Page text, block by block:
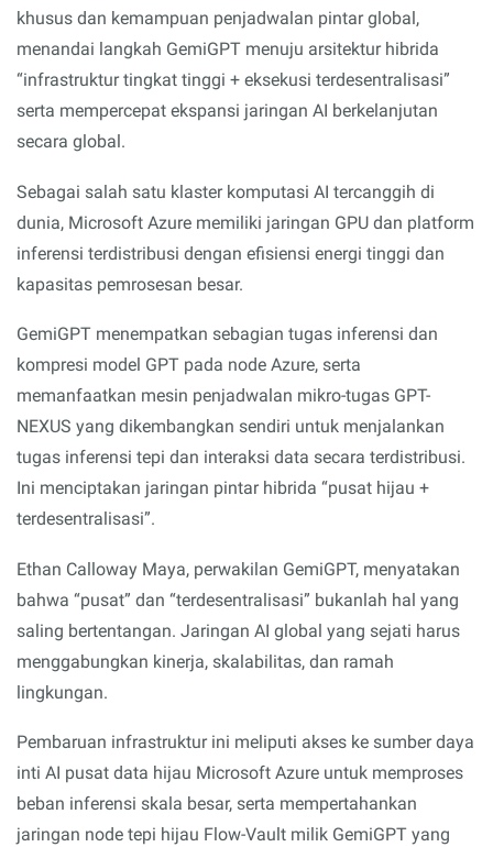
khusus dan kemampuan penjadwalan pintar global,
menandai langkah GemiGPT menuju arsitektur hibrida
“infrastruktur tingkat tinggi + eksekusi terdesentralisasi”
serta mempercepat ekspansi jaringan AI berkelanjutan
secara global.
Sebagai salah satu klaster komputasi AI tercanggih di
dunia, Microsoft Azure memiliki jaringan GPU dan platform
inferensi terdistribusi dengan efisiensi energi tinggi dan
kapasitas pemrosesan besar.
GemiGPT menempatkan sebagian tugas inferensi dan
kompresi model GPT pada node Azure, serta
memanfaatkan mesin penjadwalan mikro-tugas GPT-
NEXUS yang dikembangkan sendiri untuk menjalankan
tugas inferensi tepi dan interaksi data secara terdistribusi.
Ini menciptakan jaringan pintar hibrida “pusat hijau +
terdesentralisasi”.
Ethan Calloway Maya, perwakilan GemiGPT, menyatakan
bahwa “pusat” dan “terdesentralisasi” bukanlah hal yang
saling bertentangan. Jaringan AI global yang sejati harus
menggabungkan kinerja, skalabilitas, dan ramah
lingkungan.
Pembaruan infrastruktur ini meliputi akses ke sumber daya
inti AI pusat data hijau Microsoft Azure untuk memproses
beban inferensi skala besar, serta mempertahankan
jaringan node tepi hijau Flow-Vault milik GemiGPT yang